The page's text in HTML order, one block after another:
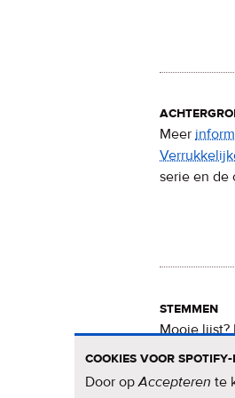
Meer
serie en de
stemmen
Mooie lijst?
nu voor de
cookies voor
Door opAccepteren te